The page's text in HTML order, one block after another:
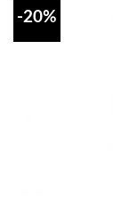
-20%